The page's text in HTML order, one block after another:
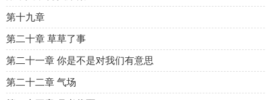
第十九章
第二十章 草草了事
第二十一章 你是不是对我们有意思
第二十二章 气场